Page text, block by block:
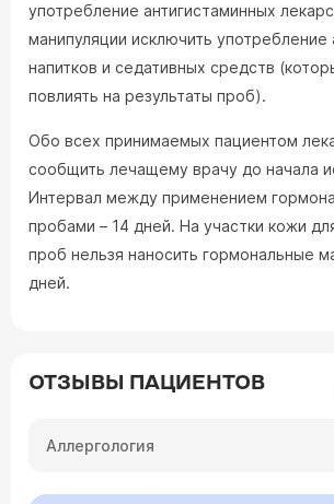
употребление антигистаминных
манипуляции исключить употребление
напитков и седативных средств
повлиять на результаты проб).
Обо всех принимаемых пациентом
сообщить лечащему врачу до начала
Интервал между применением
пробами – 14 дней. На участки кожи
проб нельзя наносить гормональные
дней.
ОТЗЫВЫ ПАЦИЕНТОВ
Аллергология